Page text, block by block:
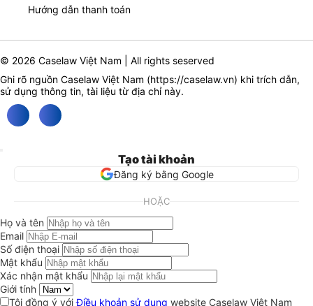
Hướng dẫn thanh toán
© 2026 Caselaw Việt Nam | All rights seserved
Ghi rõ nguồn Caselaw Việt Nam (https://caselaw.vn) khi trích dẫn,
sử dụng thông tin, tài liệu từ địa chỉ này.
Tạo tài khoản
Đăng ký bằng Google
HOẶC
Họ và tên
Email
Số điện thoại
Mật khẩu
Xác nhận mật khẩu
Giới tính
Tôi đồng ý vớiĐiều khoản sử dụng website Caselaw Việt Nam